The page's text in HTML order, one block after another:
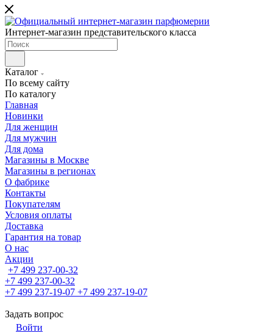
Интернет-магазин представительского класса
Каталог
По всему сайту
По каталогу
Главная
Новинки
Для женщин
Для мужчин
Для дома
Магазины в Москве
Магазины в регионах
О фабрике
Контакты
Покупателям
Условия оплаты
Доставка
Гарантия на товар
О нас
Акции
+7 499 237-00-32
+7 499 237-00-32
+7 499 237-19-07 +7 499 237-19-07
Задать вопрос
Войти